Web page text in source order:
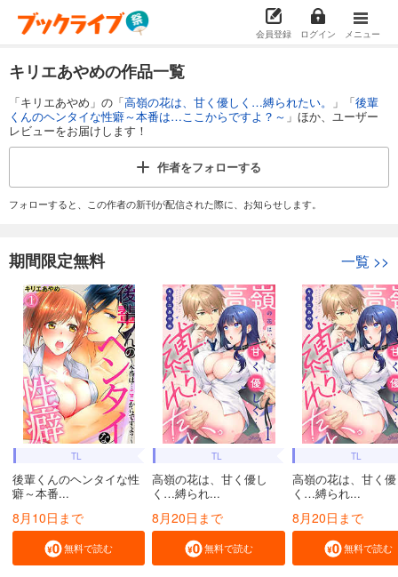
会員登録 ログイン メニュー
キリエあやめの作品一覧
「キリエあやめ」の「高嶺の花は、甘く優しく…縛られたい。 」「後輩
くんのヘンタイな性癖～本番は…ここからですよ？～ 」ほか、ユーザー
レビューをお届けします！
作者をフォローする
フォローすると、この作者の新刊が配信された際に、お知らせします。
期間限定無料 一覧 >>
TL
後輩くんのヘンタイな性
癖～本番...
8月10日まで
無料で読む
TL
高嶺の花は、甘く優し
く…縛られ...
8月20日まで
無料で読む
TL
高嶺の花は、甘く
く…縛られ...
8月20日まで
無料で読む